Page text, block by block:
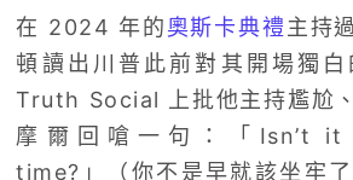
在 2024 年的奧斯卡典禮主持
頓讀出川普此前對其開場獨
Truth Social 上批他主持尷尬
摩爾回嗆一句：「Isn’t
time?」（你不是早就該坐牢